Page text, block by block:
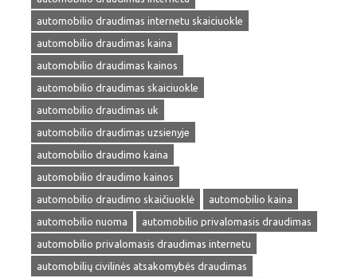
automobilio draudimas internetu skaiciuokle
automobilio draudimas kaina
automobilio draudimas kainos
automobilio draudimas skaiciuokle
automobilio draudimas uk
automobilio draudimas uzsienyje
automobilio draudimo kaina
automobilio draudimo kainos
automobilio draudimo skaičiuoklė
automobilio kaina
automobilio nuoma
automobilio privalomasis draudimas
automobilio privalomasis draudimas internetu
automobilių civilinės atsakomybės draudimas